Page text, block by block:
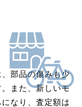
部品の傷みも少
また、新しいモ
なり、査定額は